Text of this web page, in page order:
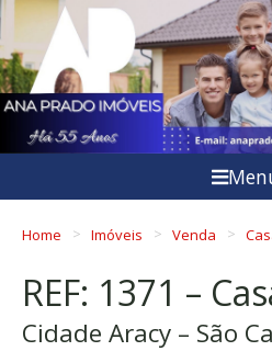
Home Imóveis Venda
REF: 1371 –
Cidade Aracy – São